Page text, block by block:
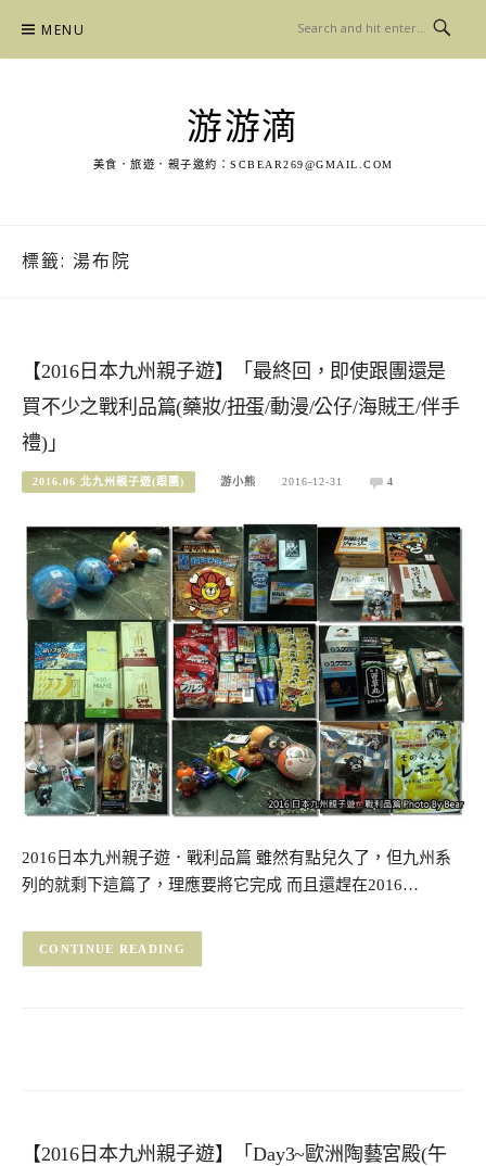
content
MENU
游游滴
美食．旅遊．親子邀約： SCBEAR269@GMAIL.COM
標籤: 湯布院
【2016日本九州親子遊】「最終回，即使跟團還是
買不少之戰利品篇(藥妝/扭蛋/動漫/公仔/海賊王/伴手
禮)」
2016.06 北九州親子遊(跟團) 游小熊 2016-12-31 4
2016日本九州親子遊．戰利品篇 雖然有點兒久了，但九州系
列的就剩下這篇了，理應要將它完成 而且還趕在2016…
CONTINUE READING
【2016日本九州親子遊】「Day3~歐洲陶藝宮殿(午